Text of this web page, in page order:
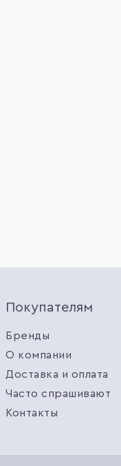
Покупателям
Бренды
О компании
Доставка и оплата
Часто спрашивают
Контакты